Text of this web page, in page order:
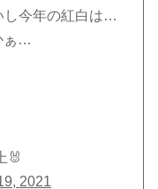
し今年の紅白は…
ぁ…
🐰
2021